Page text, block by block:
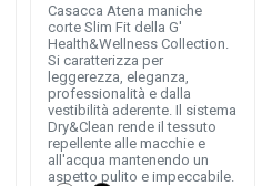
Casacca Atena maniche
corte Slim Fit della G'
Health&Wellness Collection.
Si caratterizza per
leggerezza, eleganza,
professionalità e dalla
vestibilità aderente. Il sistema
Dry&Clean rende il tessuto
repellente alle macchie e
all'acqua mantenendo un
aspetto pulito e impeccabile.